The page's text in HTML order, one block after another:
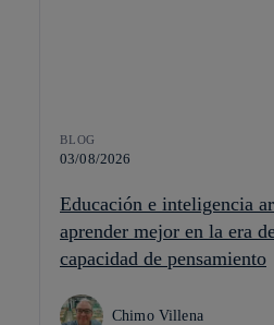
BLOG
03/08/2026
Educación e inteligencia
aprender mejor en la era
capacidad de pensamiento
Chimo Villena